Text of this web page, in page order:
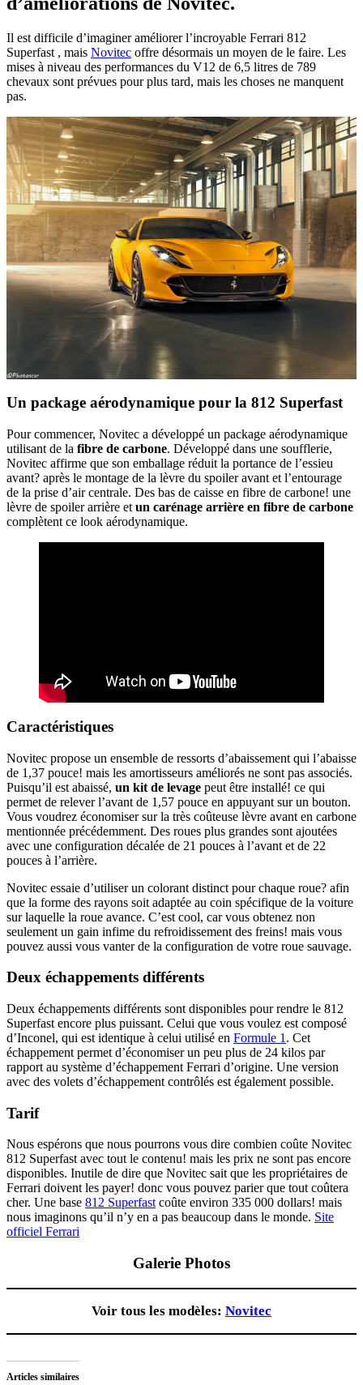
Il est difficile d’imaginer améliorer l’incroyable Ferrari 812
Superfast , mais Novitec offre désormais un moyen de le faire. Les
mises à niveau des performances du V12 de 6,5 litres de 789
chevaux sont prévues pour plus tard, mais les choses ne manquent
pas.
Un package aérodynamique pour la 812 Superfast
Pour commencer, Novitec a développé un package aérodynamique
utilisant de la fibre de carbone. Développé dans une soufflerie,
Novitec affirme que son emballage réduit la portance de l’essieu
avant? après le montage de la lèvre du spoiler avant et l’entourage
de la prise d’air centrale. Des bas de caisse en fibre de carbone! une
lèvre de spoiler arrière et un carénage arrière en fibre de carbone
complètent ce look aérodynamique.
Caractéristiques
Novitec propose un ensemble de ressorts d’abaissement qui l’abaisse
de 1,37 pouce! mais les amortisseurs améliorés ne sont pas associés.
Puisqu’il est abaissé, un kit de levage peut être installé! ce qui
permet de relever l’avant de 1,57 pouce en appuyant sur un bouton.
Vous voudrez économiser sur la très coûteuse lèvre avant en carbone
mentionnée précédemment. Des roues plus grandes sont ajoutées
avec une configuration décalée de 21 pouces à l’avant et de 22
pouces à l’arrière.
Novitec essaie d’utiliser un colorant distinct pour chaque roue? afin
que la forme des rayons soit adaptée au coin spécifique de la voiture
sur laquelle la roue avance. C’est cool, car vous obtenez non
seulement un gain infime du refroidissement des freins! mais vous
pouvez aussi vous vanter de la configuration de votre roue sauvage.
Deux échappements différents
Deux échappements différents sont disponibles pour rendre le 812
Superfast encore plus puissant. Celui que vous voulez est composé
d’Inconel, qui est identique à celui utilisé en Formule 1 . Cet
échappement permet d’économiser un peu plus de 24 kilos par
rapport au système d’échappement Ferrari d’origine. Une version
avec des volets d’échappement contrôlés est également possible.
Tarif
Nous espérons que nous pourrons vous dire combien coûte Novitec
812 Superfast avec tout le contenu! mais les prix ne sont pas encore
disponibles. Inutile de dire que Novitec sait que les propriétaires de
Ferrari doivent les payer! donc vous pouvez parier que tout coûtera
cher. Une base 812 Superfast coûte environ 335 000 dollars! mais
nous imaginons qu’il n’y en a pas beaucoup dans le monde. Site
officiel Ferrari
Galerie Photos
Voir tous les modèles: Novitec
Articles similaires